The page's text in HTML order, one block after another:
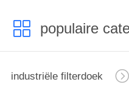
populaire
industriële filterdoek